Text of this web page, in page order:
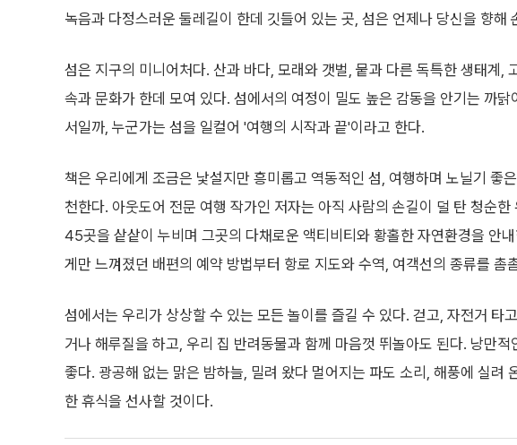
녹음과 다정스러운 둘레길이 한데 깃들어 있는 곳, 섬은 언제나 당신을 향해
섬은 지구의 미니어처다. 산과 바다, 모래와 갯벌, 뭍과 다른 독특한 생태계,
속과 문화가 한데 모여 있다. 섬에서의 여정이 밀도 높은 감동을 안기는 까닭
서일까, 누군가는 섬을 일컬어 '여행의 시작과 끝'이라고 한다.
책은 우리에게 조금은 낯설지만 흥미롭고 역동적인 섬, 여행하며 노닐기 좋
천한다. 아웃도어 전문 여행 작가인 저자는 아직 사람의 손길이 덜 탄 청순한
45곳을 샅샅이 누비며 그곳의 다채로운 액티비티와 황홀한 자연환경을 안
게만 느껴졌던 배편의 예약 방법부터 항로 지도와 수역, 여객선의 종류를 촘
섬에서는 우리가 상상할 수 있는 모든 놀이를 즐길 수 있다. 걷고, 자전거 타
거나 해루질을 하고, 우리 집 반려동물과 함께 마음껏 뛰놀아도 된다. 낭만
좋다. 광공해 없는 맑은 밤하늘, 밀려 왔다 멀어지는 파도 소리, 해풍에 실려
한 휴식을 선사할 것이다.